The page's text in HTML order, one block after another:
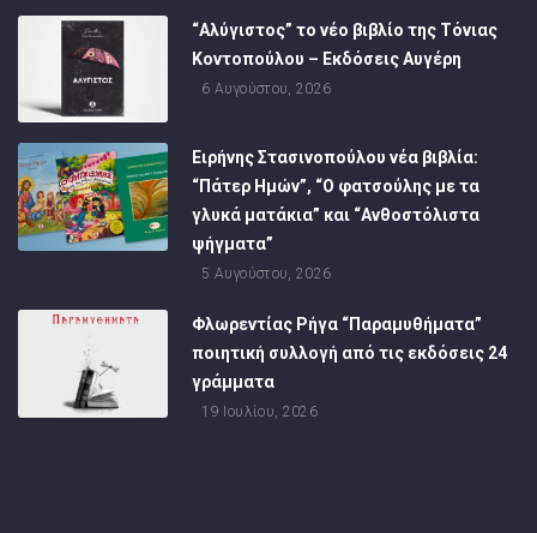
“Αλύγιστος” το νέο βιβλίο της Τόνιας
Κοντοπούλου – Εκδόσεις Αυγέρη
6 Αυγούστου, 2026
Ειρήνης Στασινοπούλου νέα βιβλία:
“Πάτερ Ημών”, “Ο φατσούλης με τα
γλυκά ματάκια” και “Ανθοστόλιστα
ψήγματα”
5 Αυγούστου, 2026
Φλωρεντίας Ρήγα “Παραμυθήματα”
ποιητική συλλογή από τις εκδόσεις 24
γράμματα
19 Ιουλίου, 2026